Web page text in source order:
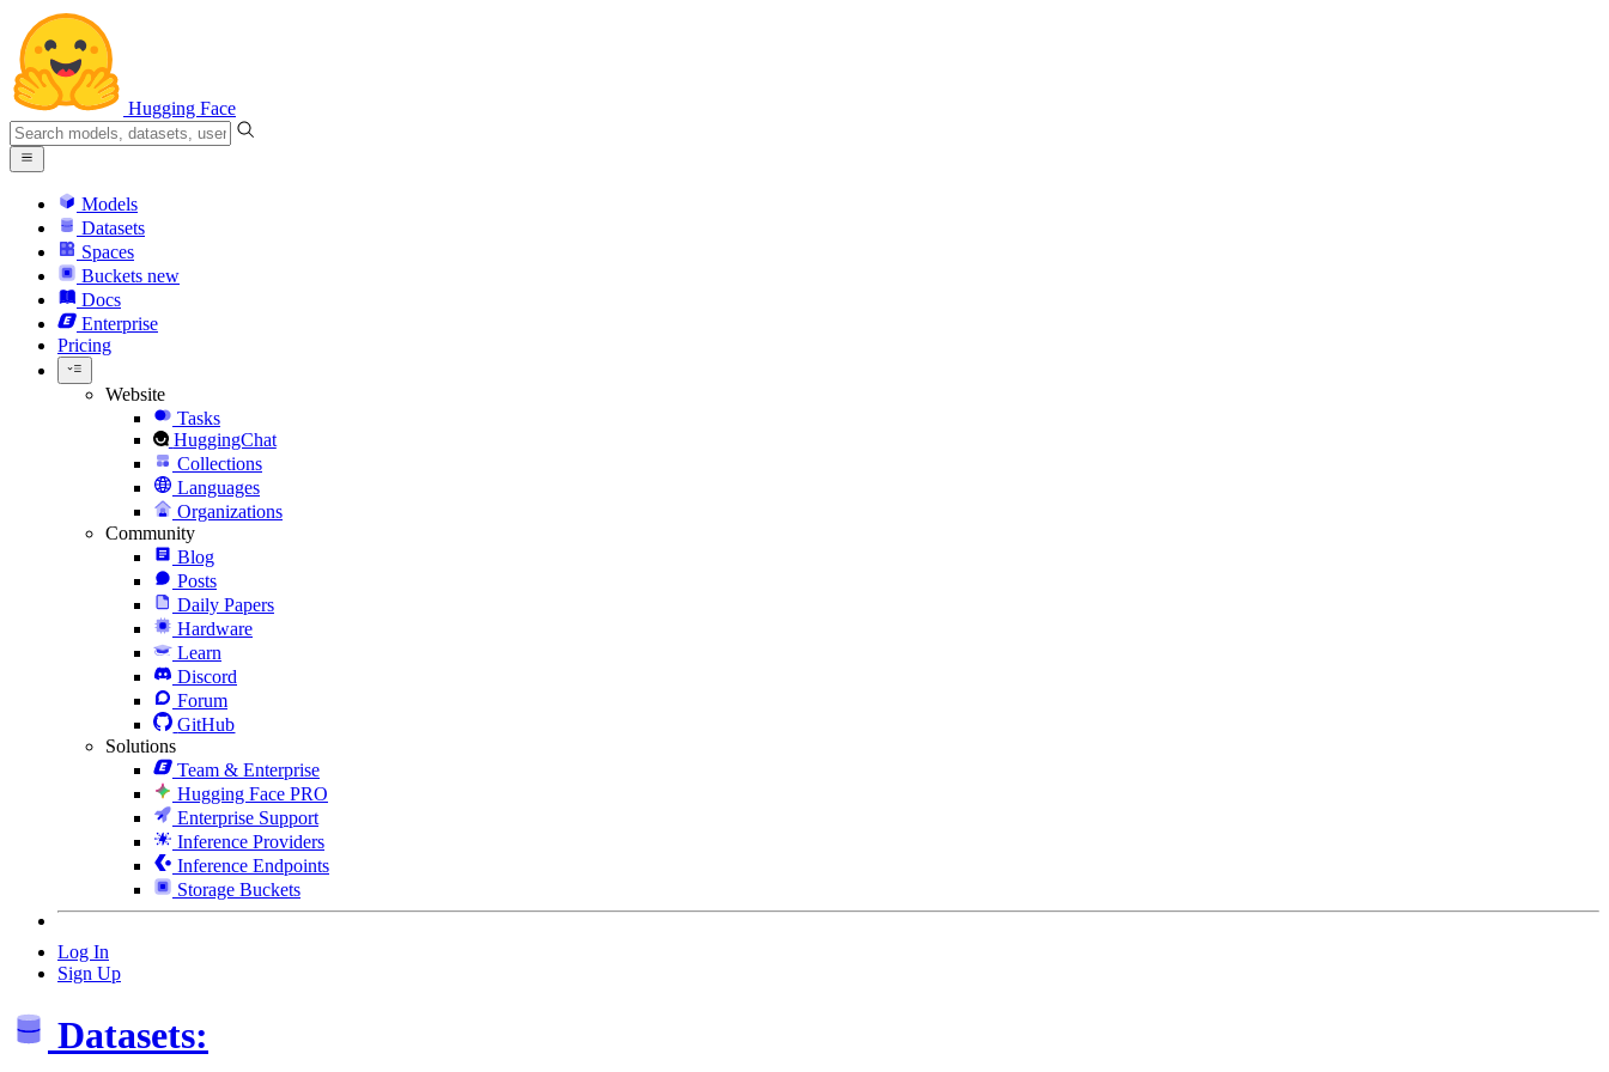
Hugging Face
Models
Datasets
Spaces
Buckets new
Docs
Enterprise
Pricing
Website
Tasks
HuggingChat
Collections
Languages
Organizations
Community
Blog
Posts
Daily Papers
Hardware
Learn
Discord
Forum
GitHub
Solutions
Team & Enterprise
Hugging Face PRO
Enterprise Support
Inference Providers
Inference Endpoints
Storage Buckets
Log In
Sign Up
Datasets: